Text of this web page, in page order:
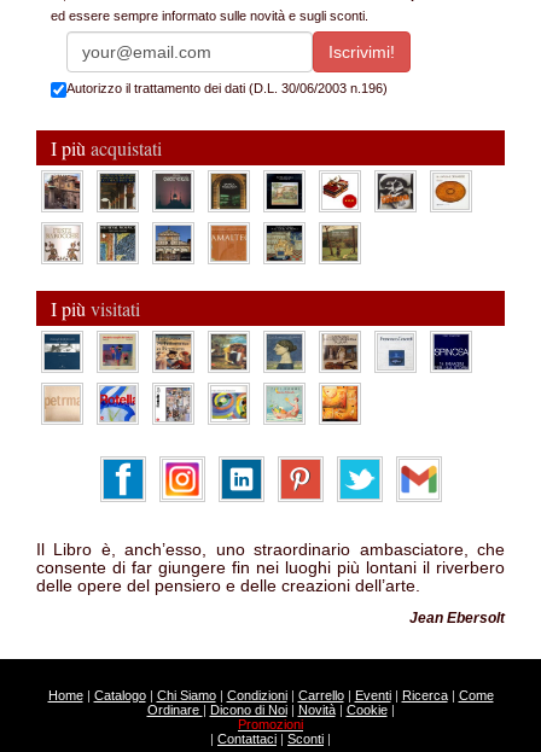
ed essere sempre informato sulle novità e sugli sconti.
Autorizzo il trattamento dei dati (D.L. 30/06/2003 n.196)
I più acquistati
I più visitati
Il Libro è, anch’esso, uno straordinario ambasciatore, che
consente di far giungere fin nei luoghi più lontani il riverbero
delle opere del pensiero e delle creazioni dell’arte.
Jean Ebersolt
Home| Catalogo| Chi Siamo| Condizioni| Carrello| Eventi| Ricerca| Come
Ordinare | Dicono di Noi| Novità| Cookie|
Promozioni
| Contattaci | Sconti |